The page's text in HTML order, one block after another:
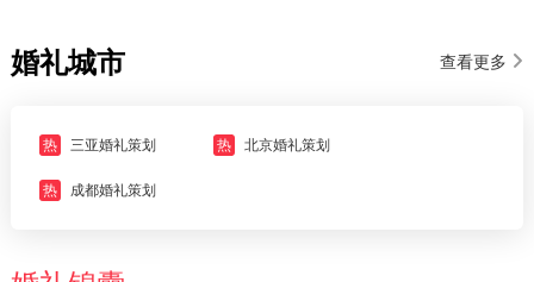
婚礼城市 查看更多
热 三亚婚礼策划 热 北京婚礼策划
热 成都婚礼策划